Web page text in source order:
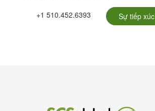
+1 510.452.6393
Sự tiếp xúc